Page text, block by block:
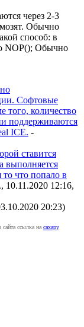
через 2-3
Обычно
способ: в
NOP(); Обычно
Софтовые
того, количество
поддерживаются
ICE. -
ставится
выполняется
что попало в
10.11.2020 12:16,
20:23)
ссылка на caxapу